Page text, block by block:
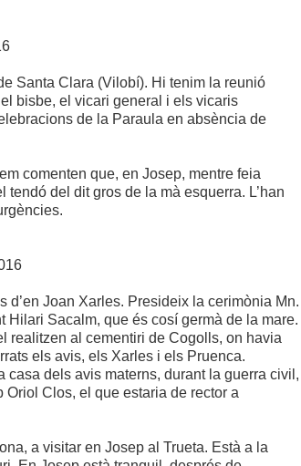
Santa Clara (Vilobí). Hi tenim la reunió
bisbe, el vicari general i els vicaris
de la Paraula en absència de
comenten que, en Josep, mentre feia
tendó del dit gros de la mà esquerra. L’han
d’en Joan Xarles. Presideix la cerimònia Mn.
Hilari Sacalm, que és cosí germà de la mare.
realitzen al cementiri de Cogolls, on havia
els avis, els Xarles i els Pruenca.
casa dels avis materns, durant la guerra civil,
Oriol Clos, el que estaria de rector a
a visitar en Josep al Trueta. Està a la